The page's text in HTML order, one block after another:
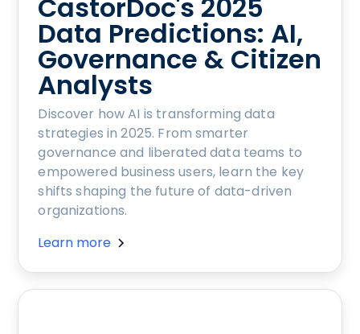
CastorDoc's 2025
Data Predictions: AI,
Governance & Citizen
Analysts
Discover how AI is transforming data
strategies in 2025. From smarter
governance and liberated data teams to
empowered business users, learn the key
shifts shaping the future of data-driven
organizations.
Learn more